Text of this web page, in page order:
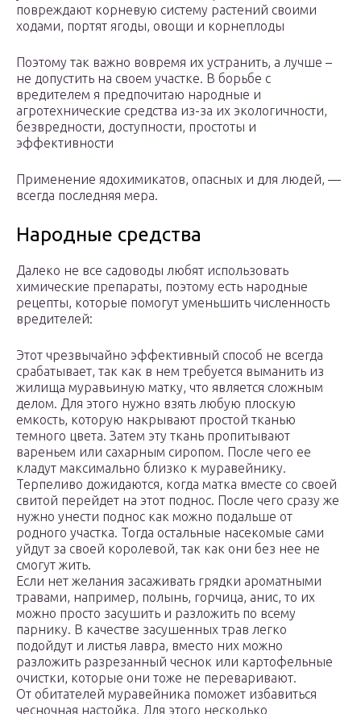
повреждают корневую систему растений своими
ходами, портят ягоды, овощи и корнеплоды
Поэтому так важно вовремя их устранить, а лучше –
не допустить на своем участке. В борьбе с
вредителем я предпочитаю народные и
агротехнические средства из-за их экологичности,
безвредности, доступности, простоты и
эффективности
Применение ядохимикатов, опасных и для людей, —
всегда последняя мера.
Народные средства
Далеко не все садоводы любят использовать
химические препараты, поэтому есть народные
рецепты, которые помогут уменьшить численность
вредителей:
Этот чрезвычайно эффективный способ не всегда
срабатывает, так как в нем требуется выманить из
жилища муравьиную матку, что является сложным
делом. Для этого нужно взять любую плоскую
емкость, которую накрывают простой тканью
темного цвета. Затем эту ткань пропитывают
вареньем или сахарным сиропом. После чего ее
кладут максимально близко к муравейнику.
Терпеливо дожидаются, когда матка вместе со своей
свитой перейдет на этот поднос. После чего сразу же
нужно унести поднос как можно подальше от
родного участка. Тогда остальные насекомые сами
уйдут за своей королевой, так как они без нее не
смогут жить.
Если нет желания засаживать грядки ароматными
травами, например, полынь, горчица, анис, то их
можно просто засушить и разложить по всему
парнику. В качестве засушенных трав легко
подойдут и листья лавра, вместо них можно
разложить разрезанный чеснок или картофельные
очистки, которые они тоже не переваривают.
От обитателей муравейника поможет избавиться
чесночная настойка. Для этого несколько